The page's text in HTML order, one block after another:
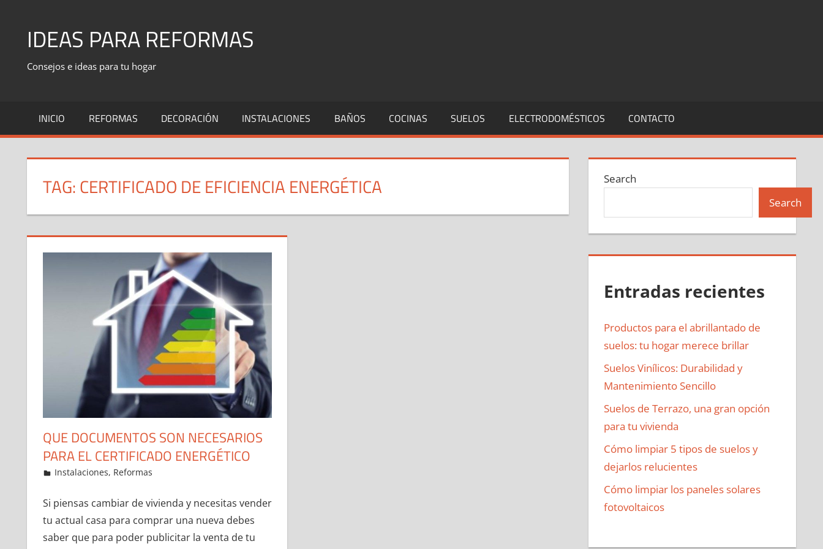
contentIDEAS PARA REFORMAS
Consejos e ideas para tu hogar
INICIO REFORMAS DECORACIÓN INSTALACIONES BAÑOS COCINAS SUELOS ELECTRODOMÉSTICOS CONTACTO
TAG:CERTIFICADO DE EFICIENCIA ENERGÉTICA
QUE DOCUMENTOS SON NECESARIOS
PARA EL CERTIFICADO ENERGÉTICO
13 de January de 2022
ideas2021
Instalaciones, Reformas
Si piensas cambiar de vivienda y necesitas vender
tu actual casa para comprar una nueva debes
saber que para poder publicitar la venta de tu
Search
Search
Entradas recientes
Productos para el abrillantado de
suelos: tu hogar merece brillar
Suelos Vinílicos: Durabilidad y
Mantenimiento Sencillo
Suelos de Terrazo, una gran opción
para tu vivienda
Cómo limpiar 5 tipos de suelos y
dejarlos relucientes
Cómo limpiar los paneles solares
fotovoltaicos